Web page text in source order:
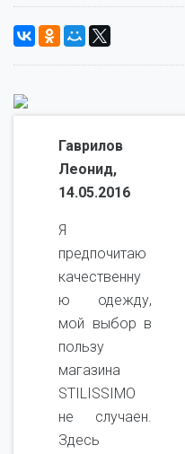
Гаврилов
Леонид,
14.05.2016
Я
предпочитаю
качественну
ю одежду,
мой выбор в
пользу
магазина
STILISSIMO
не случаен.
Здесь